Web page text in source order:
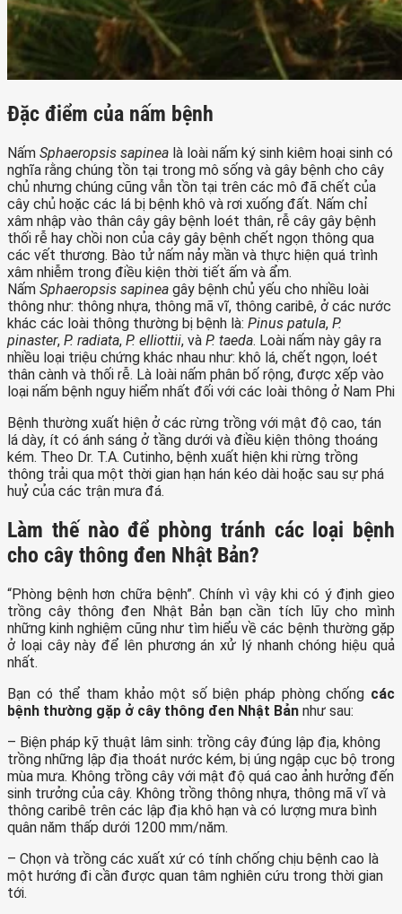
Đặc điểm của nấm bệnh
Nấm Sphaeropsis sapinea là loài nấm ký sinh kiêm hoại sinh có
nghĩa rằng chúng tồn tại trong mô sống và gây bệnh cho cây
chủ nhưng chúng cũng vẫn tồn tại trên các mô đã chết của
cây chủ hoặc các lá bị bệnh khô và rơi xuống đất. Nấm chỉ
xâm nhập vào thân cây gây bệnh loét thân, rễ cây gây bệnh
thối rễ hay chồi non của cây gây bệnh chết ngọn thông qua
các vết thương. Bào tử nấm nảy mần và thực hiện quá trình
xâm nhiễm trong điều kiện thời tiết ấm và ẩm.
Nấm Sphaeropsis sapinea gây bệnh chủ yếu cho nhiều loài
thông như: thông nhựa, thông mã vĩ, thông caribê, ở các nước
khác các loài thông thường bị bệnh là: Pinus patula, P.
pinaster, P. radiata, P. elliottii, và P. taeda. Loài nấm này gây ra
nhiều loại triệu chứng khác nhau như: khô lá, chết ngọn, loét
thân cành và thối rễ. Là loài nấm phân bố rộng, được xếp vào
loại nấm bệnh nguy hiểm nhất đối với các loài thông ở Nam Phi
Bệnh thường xuất hiện ở các rừng trồng với mật độ cao, tán
lá dày, ít có ánh sáng ở tầng dưới và điều kiện thông thoáng
kém. Theo Dr. T.A. Cutinho, bệnh xuất hiện khi rừng trồng
thông trải qua một thời gian hạn hán kéo dài hoặc sau sự phá
huỷ của các trận mưa đá.
Làm thế nào để phòng tránh các loại bệnh
cho cây thông đen Nhật Bản?
“Phòng bệnh hơn chữa bệnh”. Chính vì vậy khi có ý định gieo
trồng cây thông đen Nhật Bản bạn cần tích lũy cho mình
những kinh nghiệm cũng như tìm hiểu về các bệnh thường gặp
ở loại cây này để lên phương án xử lý nhanh chóng hiệu quả
nhất.
Bạn có thể tham khảo một số biện pháp phòng chống các
bệnh thường gặp ở cây thông đen Nhật Bản như sau:
– Biện pháp kỹ thuật lâm sinh: trồng cây đúng lập địa, không
trồng những lập địa thoát nước kém, bị úng ngập cục bộ trong
mùa mưa. Không trồng cây với mật độ quá cao ảnh hưởng đến
sinh trưởng của cây. Không trồng thông nhựa, thông mã vĩ và
thông caribê trên các lập địa khô hạn và có lượng mưa bình
quân năm thấp dưới 1200 mm/năm.
– Chọn và trồng các xuất xứ có tính chống chịu bệnh cao là
một hướng đi cần được quan tâm nghiên cứu trong thời gian
tới.